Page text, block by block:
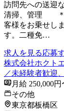
訪問先への送
清掃、管理 ＊
客様をお乗せ
す。二種免…
求人を見る応募
株式会社ホクト
／未経験者歓迎
月給 250,000円
その他
東京都板橋区